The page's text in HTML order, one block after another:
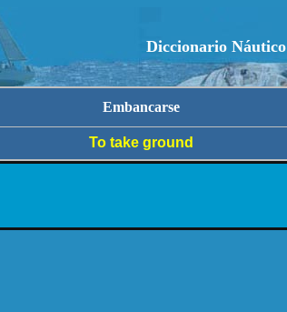
Diccionario Náutico
Embancarse
To take ground